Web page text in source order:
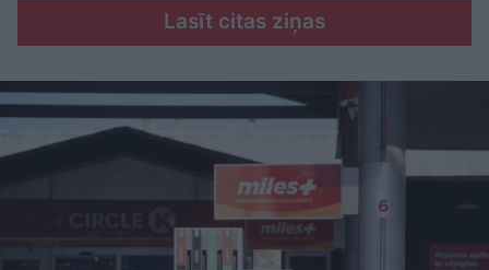
Lasīt citas ziņas